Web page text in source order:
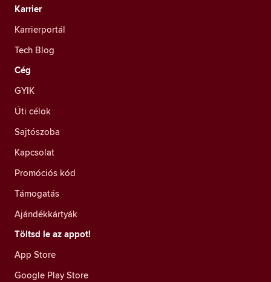
Karrier
Karrierportál
Tech Blog
Cég
GYIK
Úti célok
Sajtószoba
Kapcsolat
Promóciós kód
Támogatás
Ajándékkártyák
Töltsd le az appot!
App Store
Google Play Store